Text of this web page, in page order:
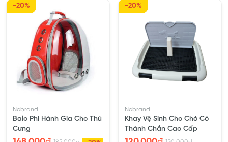
-20%
Nobrand
Balo Phi Hành Gia Cho Thú
Cưng
-20%
Nobrand
Khay Vệ Sinh Cho Chó Có
Thành Chắn Cao Cấp